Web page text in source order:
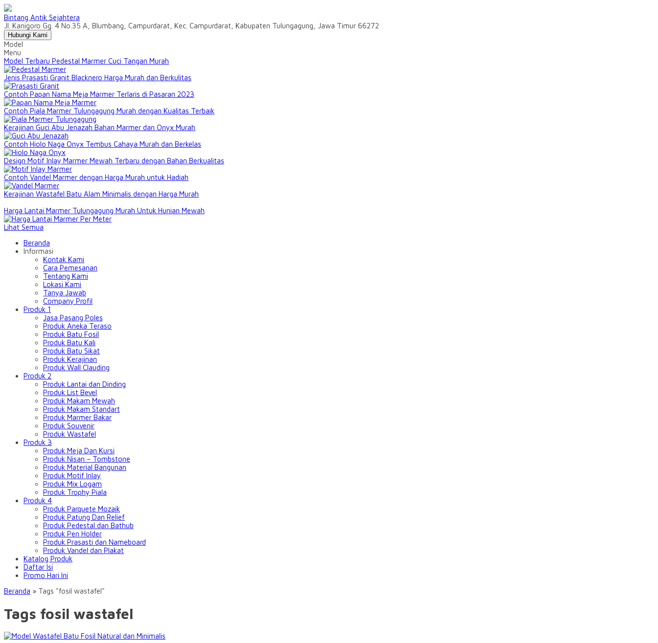
Bintang Antik Sejahtera
Jl. Kanigoro Gg. 4 No.35 A, Blumbang, Campurdarat, Kec. Campurdarat, Kabupaten Tulungagung, Jawa Timur 66272
Hubungi Kami
Model
Menu
Model Terbaru Pedestal Marmer Cuci Tangan Murah
Jenis Prasasti Granit Blacknero Harga Murah dan Berkulitas
Contoh Papan Nama Meja Marmer Terlaris di Pasaran 2023
Contoh Piala Marmer Tulungagung Murah dengan Kualitas Terbaik
Kerajinan Guci Abu Jenazah Bahan Marmer dan Onyx Murah
Contoh Hiolo Naga Onyx Tembus Cahaya Murah dan Berkelas
Design Motif Inlay Marmer Mewah Terbaru dengan Bahan Berkualitas
Contoh Vandel Marmer dengan Harga Murah untuk Hadiah
Kerajinan Wastafel Batu Alam Minimalis dengan Harga Murah
Harga Lantai Marmer Tulungagung Murah Untuk Hunian Mewah
Lihat Semua
Beranda
Informasi
Kontak Kami
Cara Pemesanan
Tentang Kami
Lokasi Kami
Tanya Jawab
Company Profil
Produk 1
Jasa Pasang Poles
Produk Aneka Teraso
Produk Batu Fosil
Produk Batu Kali
Produk Batu Sikat
Produk Kerajinan
Produk Wall Clauding
Produk 2
Produk Lantai dan Dinding
Produk List Bevel
Produk Makam Mewah
Produk Makam Standart
Produk Marmer Bakar
Produk Souvenir
Produk Wastafel
Produk 3
Produk Meja Dan Kursi
Produk Nisan – Tombstone
Produk Material Bangunan
Produk Motif Inlay
Produk Mix Logam
Produk Trophy Piala
Produk 4
Produk Parquete Mozaik
Produk Patung Dan Relief
Produk Pedestal dan Bathub
Produk Pen Holder
Produk Prasasti dan Nameboard
Produk Vandel dan Plakat
Katalog Produk
Daftar Isi
Promo Hari Ini
Beranda » Tags "fosil wastafel"
Tags fosil wastafel